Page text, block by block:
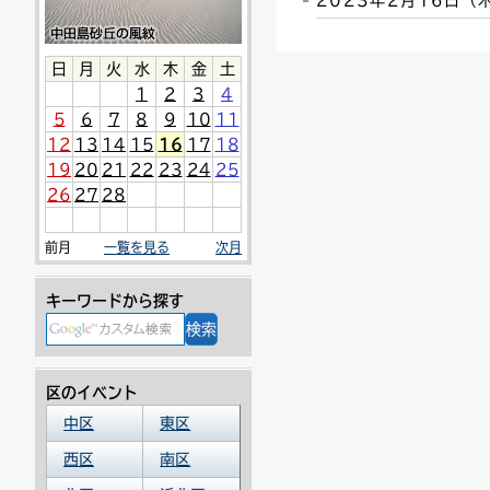
連絡ごみ
ユニバーサルデザイン
日 月 火 水 木 金
土
1
2 3
4
5
6 7 8 9 10 11
12 13 14 15 16 17 18
19 20 21 22 23 24 25
26 27 28
前月 一覧を見る 次月
キーワードから探す
区のイベント
中区
東区
西区 南区